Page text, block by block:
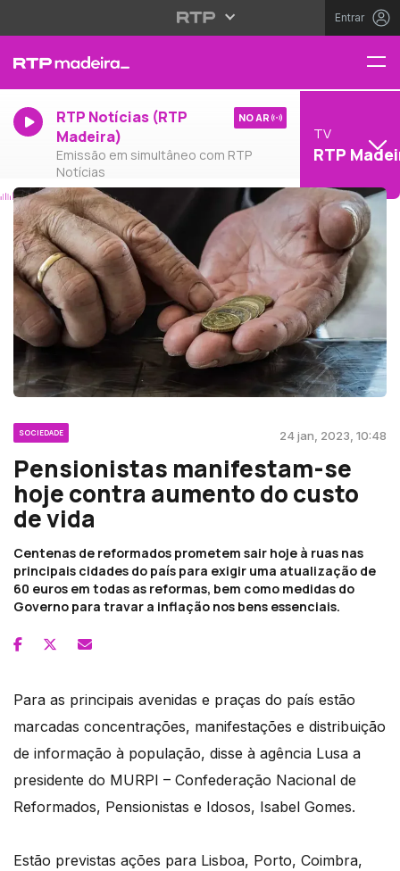
Entrar
RTP Notícias (RTP
Madeira)
Emissão em simultâneo com RTP
Notícias
NO AR
TV
RTP
SOCIEDADE 24 jan, 2023, 10:48
Pensionistas manifestam-se
hoje contra aumento do custo
de vida
Centenas de reformados prometem sair hoje à ruas nas
principais cidades do país para exigir uma atualização de
60 euros em todas as reformas, bem como medidas do
Governo para travar a inflação nos bens essenciais.
Para as principais avenidas e praças do país estão
marcadas concentrações, manifestações e distribuição
de informação à população, disse à agência Lusa a
presidente do MURPI – Confederação Nacional de
Reformados, Pensionistas e Idosos, Isabel Gomes.
Estão previstas ações para Lisboa, Porto, Coimbra,